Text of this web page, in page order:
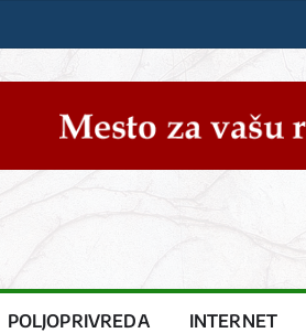
POLJOPRIVREDA INTERNET